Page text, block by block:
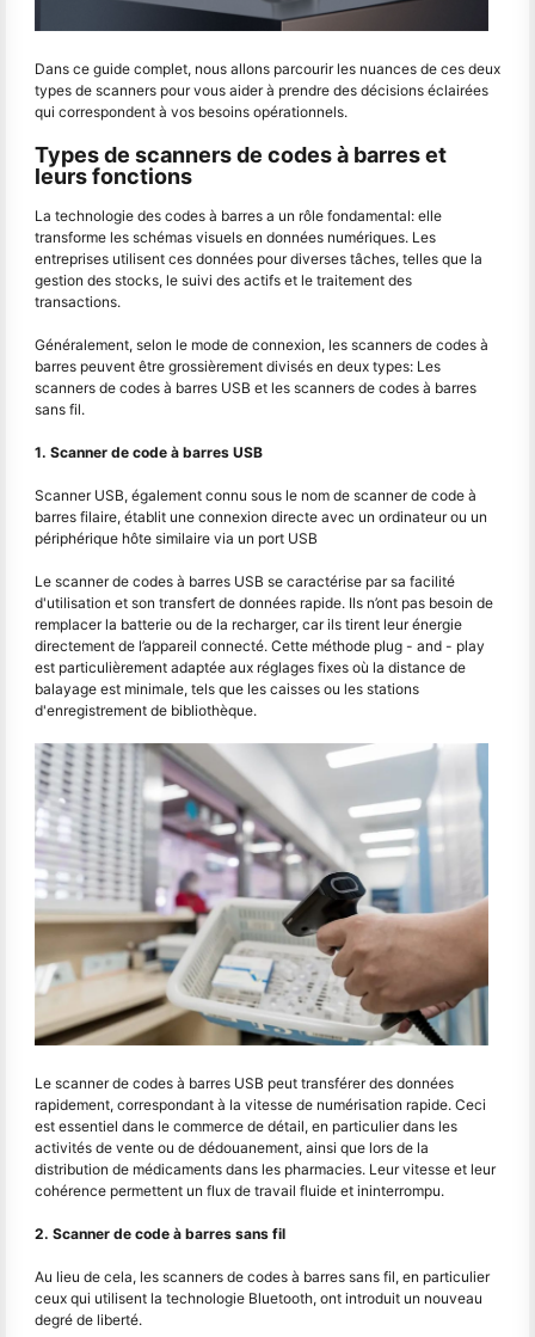
Dans ce guide complet, nous allons parcourir les nuances de ces deux
types de scanners pour vous aider à prendre des décisions éclairées
qui correspondent à vos besoins opérationnels.
Types de scanners de codes à barres et
leurs fonctions
La technologie des codes à barres a un rôle fondamental: elle
transforme les schémas visuels en données numériques. Les
entreprises utilisent ces données pour diverses tâches, telles que la
gestion des stocks, le suivi des actifs et le traitement des
transactions.
Généralement, selon le mode de connexion, les scanners de codes à
barres peuvent être grossièrement divisés en deux types: Les
scanners de codes à barres USB et les scanners de codes à barres
sans fil.
1. Scanner de code à barres USB
Scanner USB, également connu sous le nom de scanner de code à
barres filaire, établit une connexion directe avec un ordinateur ou un
périphérique hôte similaire via un port USB
Le scanner de codes à barres USB se caractérise par sa facilité
d'utilisation et son transfert de données rapide. Ils n’ont pas besoin de
remplacer la batterie ou de la recharger, car ils tirent leur énergie
directement de l’appareil connecté. Cette méthode plug - and - play
est particulièrement adaptée aux réglages fixes où la distance de
balayage est minimale, tels que les caisses ou les stations
d'enregistrement de bibliothèque.
Le scanner de codes à barres USB peut transférer des données
rapidement, correspondant à la vitesse de numérisation rapide. Ceci
est essentiel dans le commerce de détail, en particulier dans les
activités de vente ou de dédouanement, ainsi que lors de la
distribution de médicaments dans les pharmacies. Leur vitesse et leur
cohérence permettent un flux de travail fluide et ininterrompu.
2. Scanner de code à barres sans fil
Au lieu de cela, les scanners de codes à barres sans fil, en particulier
ceux qui utilisent la technologie Bluetooth, ont introduit un nouveau
degré de liberté.